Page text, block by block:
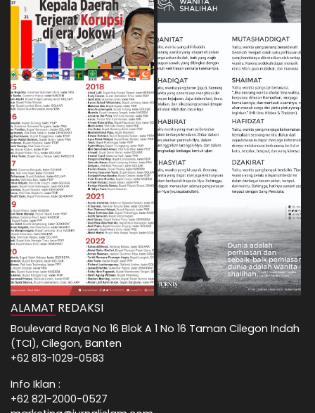
ALAMAT REDAKSI
Boulevard Raya No 16 Blok A 1 No 16 Taman Cilegon Indah
(TCI), Cilegon, Banten
+62 813-1029-0583
Info Iklan :
+62 821-2000-0527